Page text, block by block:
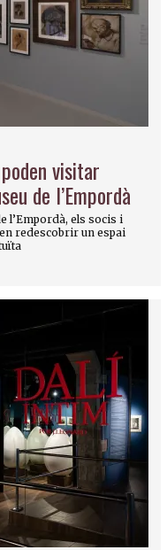
visitar
de l’Empordà
l’Empordà, els socis i
redescobrir un espai